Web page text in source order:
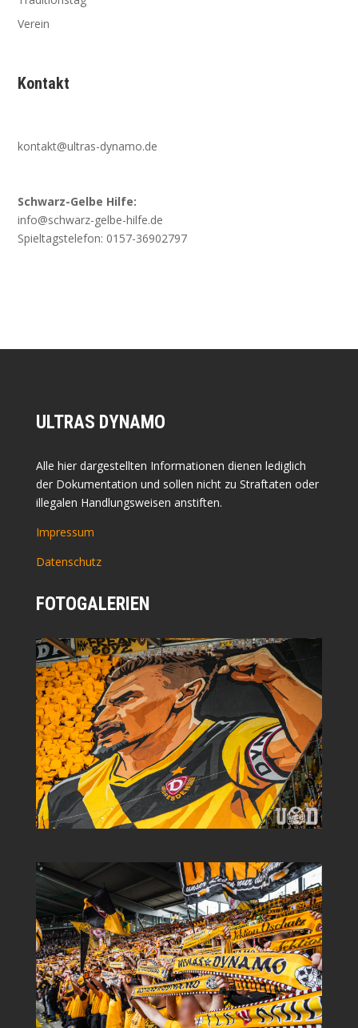
Verein
Kontakt
kontakt@ultras-dynamo.de
Schwarz-Gelbe Hilfe:
info@schwarz-gelbe-hilfe.de
Spieltagstelefon: 0157-36902797
ULTRAS DYNAMO
Alle hier dargestellten Informationen dienen lediglich
der Dokumentation und sollen nicht zu Straftaten oder
illegalen Handlungsweisen anstiften.
Impressum
Datenschutz
FOTOGALERIEN